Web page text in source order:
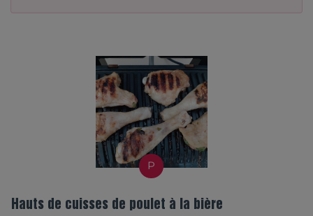
P
Hauts de cuisses de poulet à la bière